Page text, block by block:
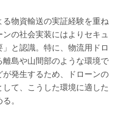
物資輸送の実証経験を重ね
の社会実装にはよりセキュ
と認識。特に、物流用ドロ
島や山間部のような環境で
発生するため、ドローンの
て、こうした環境に適した
。